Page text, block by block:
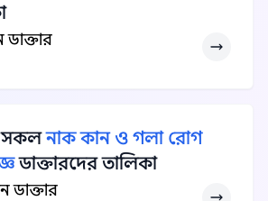
সকলনাক কান ও গলা রোগ
ডাক্তারদের তালিকা
ডাক্তার